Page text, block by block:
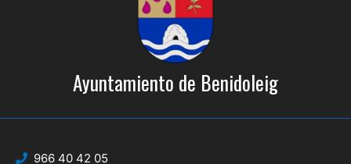
Ayuntamiento de Benidoleig
966 40 42 05